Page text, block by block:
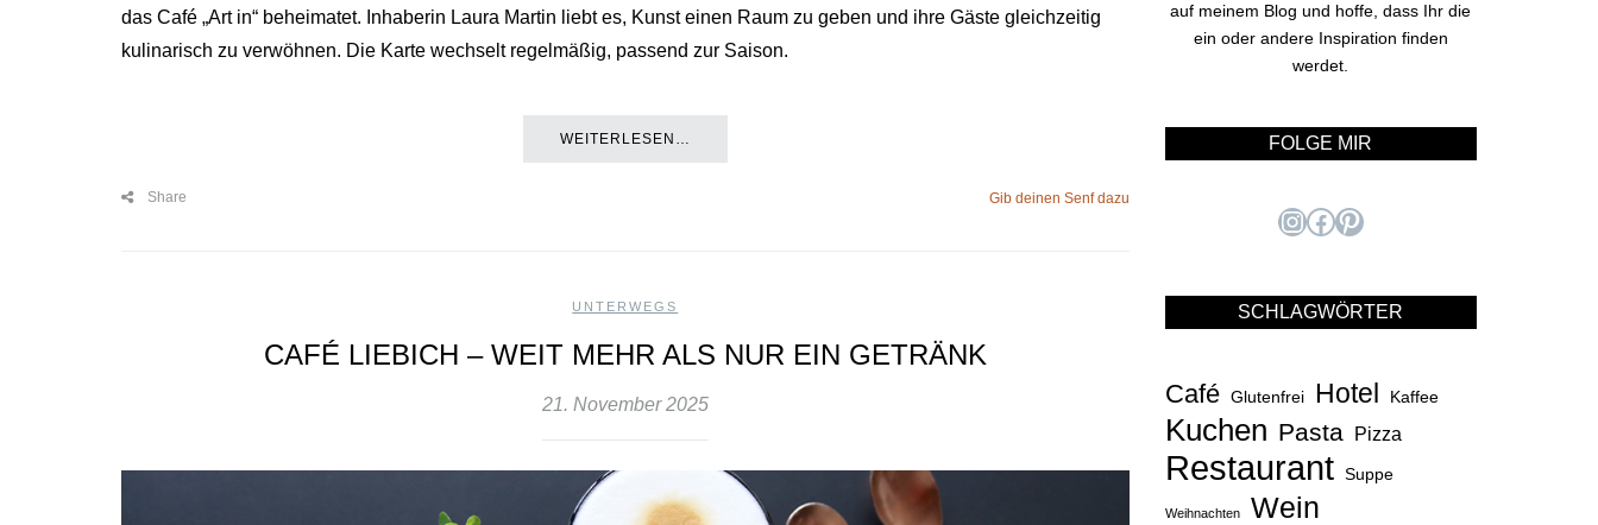
das Café „Art in“ beheimatet. Inhaberin Laura Martin liebt es, Kunst einen Raum zu geben und ihre Gäste gleichzeitig
kulinarisch zu verwöhnen. Die Karte wechselt regelmäßig, passend zur Saison.
WEITERLESEN…
Gib deinen Senf dazu
Share
UNTERWEGS
CAFÉ LIEBICH – WEIT MEHR ALS NUR EIN GETRÄNK
21. November 2025
auf meinem Blog und hoffe, dass Ihr die
ein oder andere Inspiration finden
werdet.
FOLGE MIR
Instagram
Facebook
Pinterest
SCHLAGWÖRTER
Café Glutenfrei Hotel Kaffee
Kuchen Pasta Pizza
Restaurant Suppe
Weihnachten Wein